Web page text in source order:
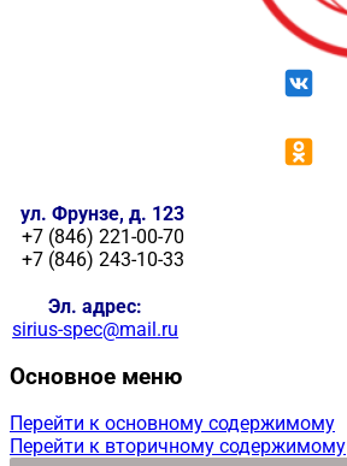
ул. Фрунзе, д. 123
+7 (846) 221-00-70
+7 (846) 243-10-33
Эл. адрес:
sirius-spec@mail.ru
Основное меню
Перейти к основному содержимому
Перейти к вторичному содержимому